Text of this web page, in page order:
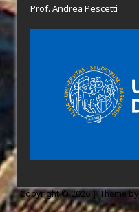
Prof. Andrea Pescetti
Copyright © 2026 | Theme by